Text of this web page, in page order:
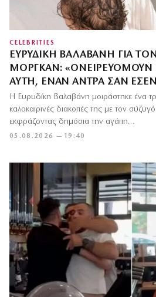
CELEBRITIES
ΕΥΡΥΔΊΚΗ ΒΑΛΑΒΆΝΗ ΓΙΑ
ΜΌΡΓΚΑΝ: «OΝΕΙΡΕΥΌΜΟΥΝ
ΑΥΤΉ, ΈΝΑΝ ΆΝΤΡΑ ΣΑΝ
05.08.2026 — 19:40
Η Ευρυδίκη Βαλαβάνη μοιράστηκε ένα
καλοκαιρινές διακοπές της με τον
εκφράζοντας δημόσια την αγάπη…